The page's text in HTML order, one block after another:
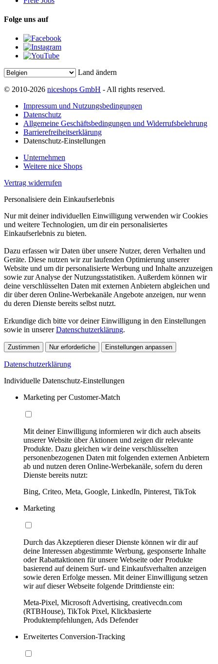
Folge uns auf
Land ändern
© 2010-2026 niceshops GmbH - All rights reserved.
Impressum und Nutzungsbedingungen
Datenschutz
Allgemeine Geschäftsbedingungen und Widerrufsbelehrung
Barrierefreiheitserklärung
Datenschutz-Einstellungen
Unternehmen
Weitere nice Shops
Vertrag widerrufen
Personalisiere dein Einkaufserlebnis
Nur mit deiner individuellen Einwilligung verwenden wir Cookies
und weitere Technologien, um dir ein personalisiertes
Einkaufserlebnis zu bieten.
Dazu erfassen wir Daten über unsere Nutzer, deren Verhalten und
Geräte. Diese nutzen wir zur laufenden Optimierung unserer
Website und um dir personalisierte Werbung und Inhalte anzuzeigen
sowie zur Analyse der Nutzungsstatistiken. Außerdem können wir
deine verschlüsselten Daten mit externen Anbietern abgleichen und
dir über deren Online-Werbekanäle Angebote anzeigen, nur wenn
du deren Dienste bereits selbst nutzt.
Erkundige dich bitte vor deiner Einwilligung in den Einstellungen
sowie in unsererDatenschutzerklärung.
Zustimmen Nur erforderliche Einstellungen anpassen
Datenschutzerklärung
Individuelle Datenschutz-Einstellungen
Marketing per Customer-Match
Mit deiner Einwilligung informieren wir dich auch abseits
unserer Website über Aktionen und zeigen dir relevante
Produkte. Dazu gleichen wir deine verschlüsselten
personenbezogenen Daten mit folgenden externen Anbietern
ab und nutzen deren Online-Werbekanäle, sofern du deren
Dienste bereits nutzt:
Bing, Criteo, Meta, Google, LinkedIn, Pinterest, TikTok
Marketing
Durch das Akzeptieren dieser Dienste können wir dir auf
deine Interessen abgestimmte Werbung, gesponserte Inhalte
oder Rabattaktionen für unsere Webseite oder Produkte
basierend auf deinem Surf- und Einkaufsverhalten anzeigen
sowie deren Erfolge messen. Mit deiner Einwilligung setzen
wir auf dieser Webseite folgende Drittdienste ein:
Meta-Pixel, Microsoft Advertising, creativecdn.com
(RTBHouse), TikTok Pixel, Klickbasierte
Produktempfehlungen, Ads Defender
Erweitertes Conversion-Tracking